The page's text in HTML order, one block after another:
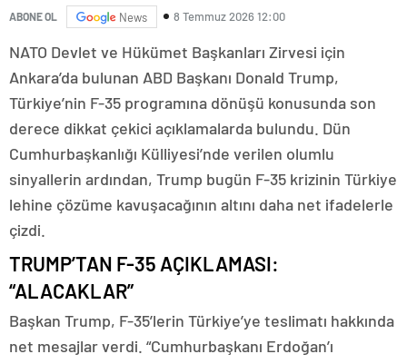
ABONE OL News 8 Temmuz 2026 12:00
NATO Devlet ve Hükümet Başkanları Zirvesi için
Ankara’da bulunan ABD Başkanı Donald Trump,
Türkiye’nin F-35 programına dönüşü konusunda son
derece dikkat çekici açıklamalarda bulundu. Dün
Cumhurbaşkanlığı Külliyesi’nde verilen olumlu
sinyallerin ardından, Trump bugün F-35 krizinin Türkiye
lehine çözüme kavuşacağının altını daha net ifadelerle
çizdi.
TRUMP’TAN F-35 AÇIKLAMASI:
“ALACAKLAR”
Başkan Trump, F-35’lerin Türkiye’ye teslimatı hakkında
net mesajlar verdi. “Cumhurbaşkanı Erdoğan’ı